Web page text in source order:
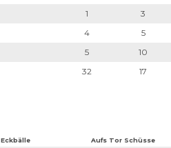
1 3
4 5
5 10
32 17
Eckbälle Aufs Tor Schüsse